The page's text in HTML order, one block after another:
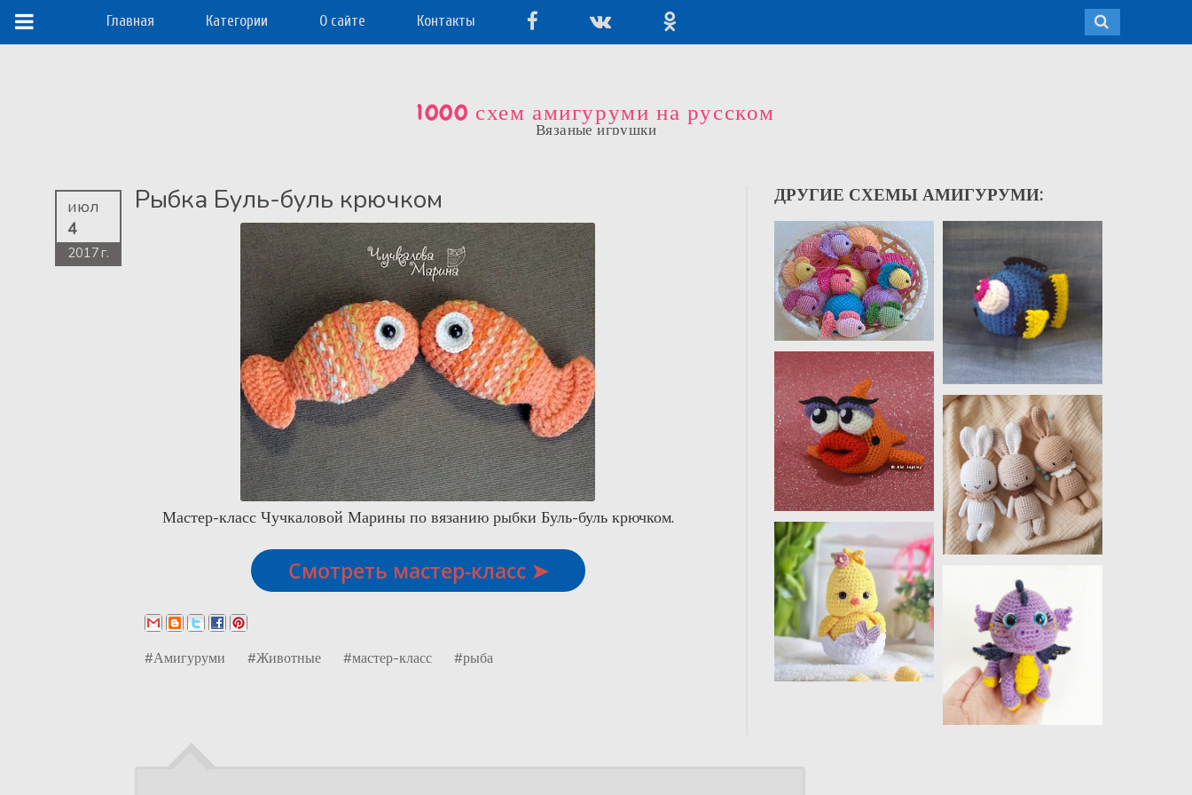
Главная Категории О сайте Контакты
1000 схем амигуруми на русском
Вязаные игрушки
Рыбка Буль-буль крючком
июл
4
2017 г.
Мастер-класс Чучкаловой Марины по вязанию рыбки Буль-буль крючком.
Смотреть мастер-класс ➤
#Амигуруми #Животные #мастер-класс #рыба
ДРУГИЕ СХЕМЫ АМИГУРУМИ: